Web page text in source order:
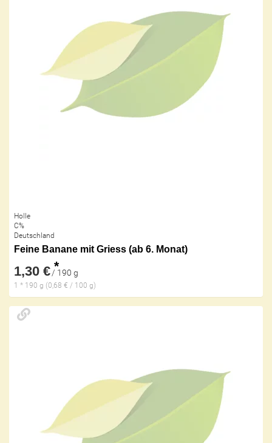
Holle
C%
Deutschland
Feine Banane mit Griess (ab 6. Monat)
1,30 € *
/ 190 g
1 * 190 g (0,68 € / 100 g)